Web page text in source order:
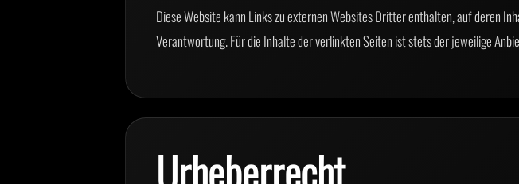
Diese Website kann Links zu externen Websites Dritter enthalten, auf deren
Verantwortung. Für die Inhalte der verlinkten Seiten ist stets der jeweilige
Urheberrecht